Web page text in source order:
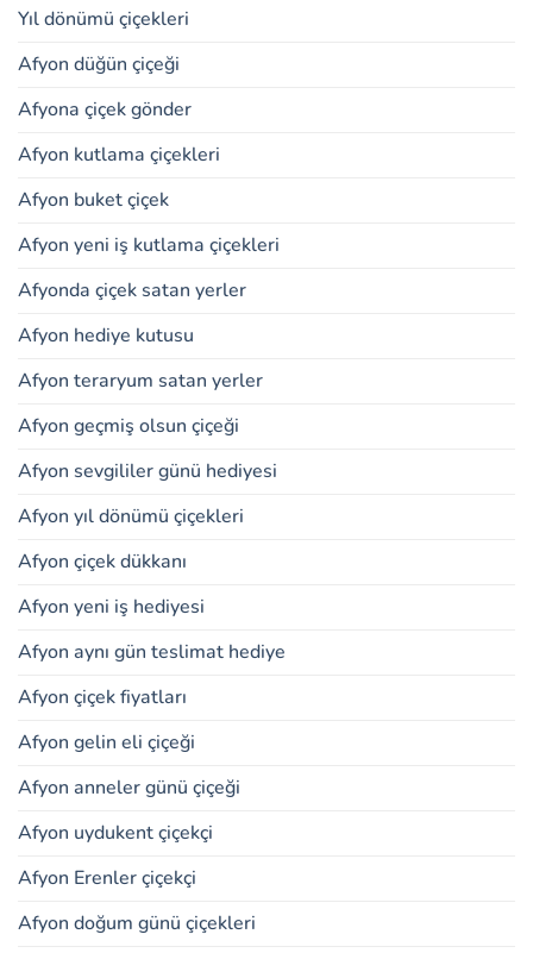
Yıl dönümü çiçekleri
Afyon düğün çiçeği
Afyona çiçek gönder
Afyon kutlama çiçekleri
Afyon buket çiçek
Afyon yeni iş kutlama çiçekleri
Afyonda çiçek satan yerler
Afyon hediye kutusu
Afyon teraryum satan yerler
Afyon geçmiş olsun çiçeği
Afyon sevgililer günü hediyesi
Afyon yıl dönümü çiçekleri
Afyon çiçek dükkanı
Afyon yeni iş hediyesi
Afyon aynı gün teslimat hediye
Afyon çiçek fiyatları
Afyon gelin eli çiçeği
Afyon anneler günü çiçeği
Afyon uydukent çiçekçi
Afyon Erenler çiçekçi
Afyon doğum günü çiçekleri